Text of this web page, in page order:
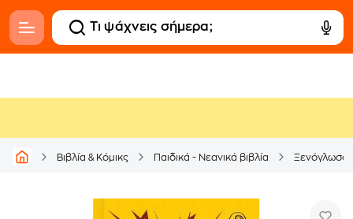
Βιβλία & Κόμικς Παιδικά - Νεανικά βιβλία